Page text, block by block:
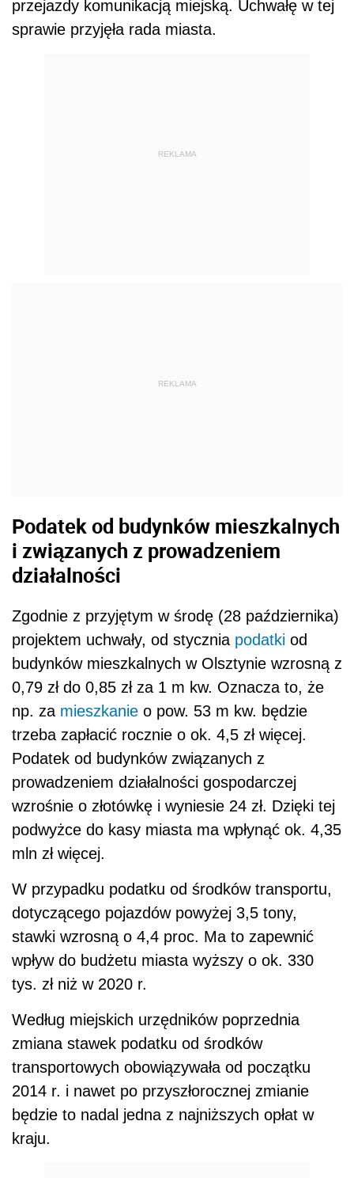
przejazdy komunikacją miejską. Uchwałę w tej
sprawie przyjęła rada miasta.
REKLAMA
REKLAMA
Podatek od budynków mieszkalnych
i związanych z prowadzeniem
działalności
Zgodnie z przyjętym w środę (28 października)
projektem uchwały, od stycznia podatki od
budynków mieszkalnych w Olsztynie wzrosną z
0,79 zł do 0,85 zł za 1 m kw. Oznacza to, że
np. za mieszkanie o pow. 53 m kw. będzie
trzeba zapłacić rocznie o ok. 4,5 zł więcej.
Podatek od budynków związanych z
prowadzeniem działalności gospodarczej
wzrośnie o złotówkę i wyniesie 24 zł. Dzięki tej
podwyżce do kasy miasta ma wpłynąć ok. 4,35
mln zł więcej.
W przypadku podatku od środków transportu,
dotyczącego pojazdów powyżej 3,5 tony,
stawki wzrosną o 4,4 proc. Ma to zapewnić
wpływ do budżetu miasta wyższy o ok. 330
tys. zł niż w 2020 r.
Według miejskich urzędników poprzednia
zmiana stawek podatku od środków
transportowych obowiązywała od początku
2014 r. i nawet po przyszłorocznej zmianie
będzie to nadal jedna z najniższych opłat w
kraju.